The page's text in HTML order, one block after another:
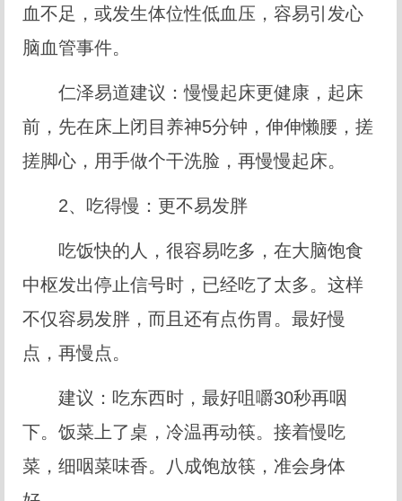
血不足，或发生体位性低血压，容易引发心
脑血管事件。
仁泽易道建议：慢慢起床更健康，起床
前，先在床上闭目养神5分钟，伸伸懒腰，搓
搓脚心，用手做个干洗脸，再慢慢起床。
2、吃得慢：更不易发胖
吃饭快的人，很容易吃多，在大脑饱食
中枢发出停止信号时，已经吃了太多。这样
不仅容易发胖，而且还有点伤胃。最好慢
点，再慢点。
建议：吃东西时，最好咀嚼30秒再咽
下。饭菜上了桌，冷温再动筷。接着慢吃
菜，细咽菜味香。八成饱放筷，准会身体